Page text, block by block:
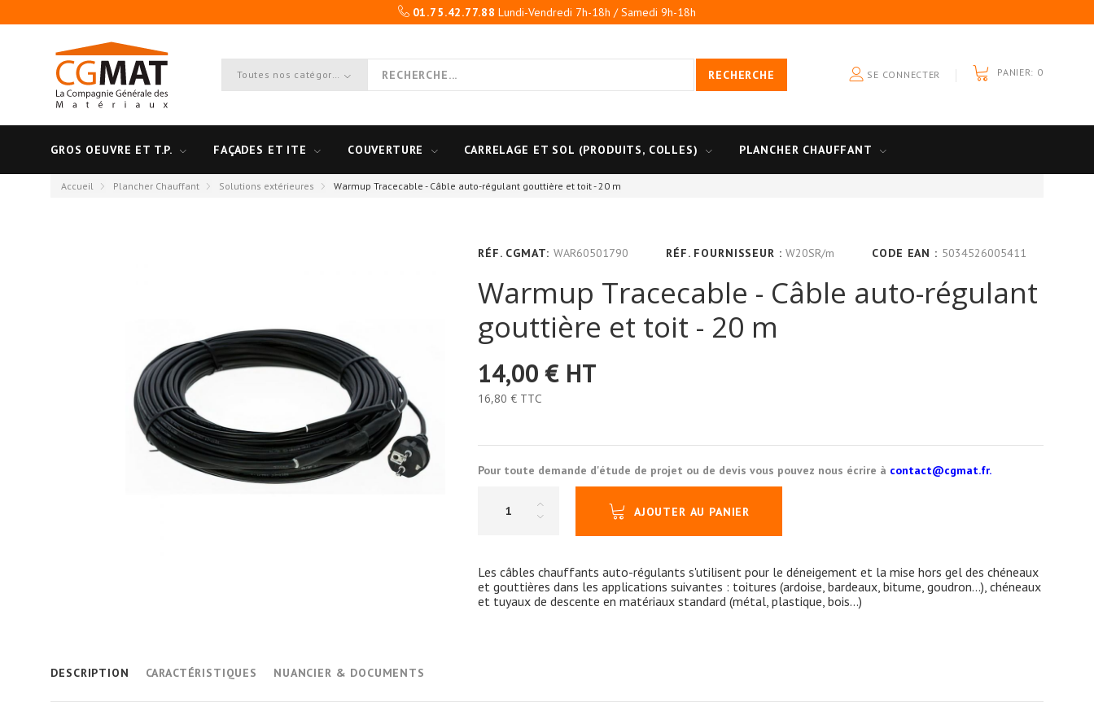
01.75.42.77.88 Lundi-Vendredi 7h-18h / Samedi 9h-18h
Toutes nos catégories RECHERCHE SE CONNECTER PANIER: 0
GROS OEUVRE ET T.P. FAÇADES ET ITE COUVERTURE CARRELAGE ET SOL (PRODUITS, COLLES) PLANCHER CHAUFFANT
Accueil Plancher Chauffant Solutions extérieures Warmup Tracecable - Câble auto-régulant gouttière et toit - 20 m
RÉF. CGMAT: WAR60501790 RÉF. FOURNISSEUR : W20SR/m CODE EAN : 5034526005411
Warmup Tracecable - Câble auto-régulant
gouttière et toit - 20 m
14,00 € HT
16,80 € TTC
Pour toute demande d'étude de projet ou de devis vous pouvez nous écrire à contact@cgmat.fr.
AJOUTER AU PANIER
Les câbles chauffants auto-régulants s'utilisent pour le déneigement et la mise hors gel des chéneaux
et gouttières dans les applications suivantes : toitures (ardoise, bardeaux, bitume, goudron...), chéneaux
et tuyaux de descente en matériaux standard (métal, plastique, bois...)
DESCRIPTION CARACTÉRISTIQUES NUANCIER & DOCUMENTS